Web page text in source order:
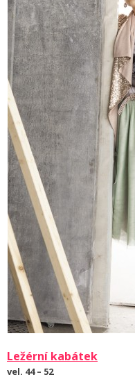
Ležérní kabátek
vel. 44 – 52